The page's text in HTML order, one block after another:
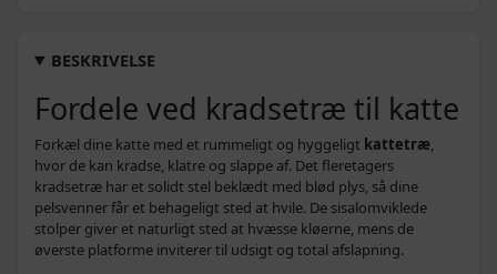
BESKRIVELSE
Fordele ved kradsetræ til katte
Forkæl dine katte med et rummeligt og hyggeligt kattetræ,
hvor de kan kradse, klatre og slappe af. Det fleretagers
kradsetræ har et solidt stel beklædt med blød plys, så dine
pelsvenner får et behageligt sted at hvile. De sisalomviklede
stolper giver et naturligt sted at hvæsse kløerne, mens de
øverste platforme inviterer til udsigt og total afslapning.
Beige med poteaftryk - 67 x 67 x 125 cm 739,-
Grå - 97 x 40 x 150 cm
669,-